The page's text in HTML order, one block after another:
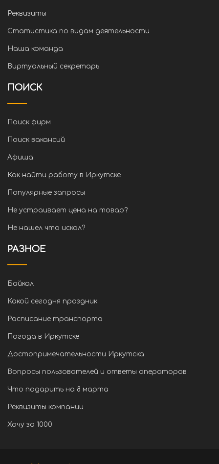
Реквизиты
Статистика по видам деятельности
Наша команда
Виртуальный секретарь
ПОИСК
Поиск фирм
Поиск вакансий
Афиша
Как найти работу в Иркутске
Популярные запросы
Не устраивает цена на товар?
Не нашел что искал?
РАЗНОЕ
Байкал
Какой сегодня праздник
Расписание транспорта
Погода в Иркутске
Достопримечательности Иркутска
Вопросы пользователей и ответы операторов
Что подарить на 8 марта
Реквизиты компании
Хочу за 1000